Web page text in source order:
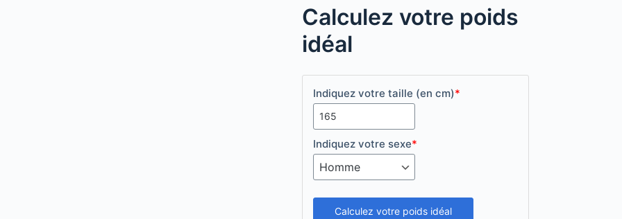
Calculez votre poids
idéal
Indiquez votre taille (en cm)*
Indiquez votre sexe*
Calculez votre poids idéal